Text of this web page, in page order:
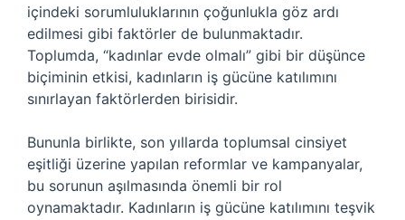
içindeki sorumluluklarının çoğunlukla göz ardı
edilmesi gibi faktörler de bulunmaktadır.
Toplumda, “kadınlar evde olmalı” gibi bir düşünce
biçiminin etkisi, kadınların iş gücüne katılımını
sınırlayan faktörlerden birisidir.
Bununla birlikte, son yıllarda toplumsal cinsiyet
eşitliği üzerine yapılan reformlar ve kampanyalar,
bu sorunun aşılmasında önemli bir rol
oynamaktadır. Kadınların iş gücüne katılımını teşvik